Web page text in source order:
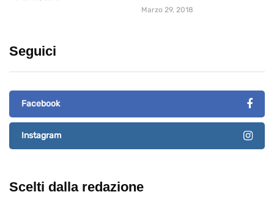
Marzo 29, 2018
Seguici
Facebook
Instagram
Scelti dalla redazione